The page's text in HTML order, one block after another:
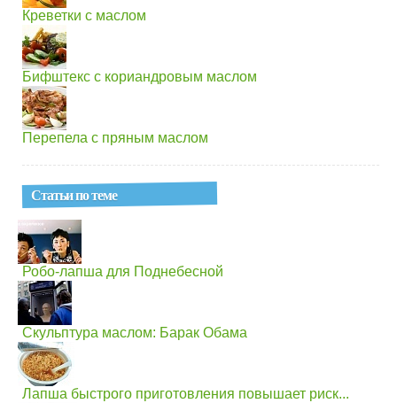
Креветки с маслом
Бифштекс с кориандровым маслом
Перепела с пряным маслом
Статьи по теме
Робо-лапша для Поднебесной
Скульптура маслом: Барак Обама
Лапша быстрого приготовления повышает риск...